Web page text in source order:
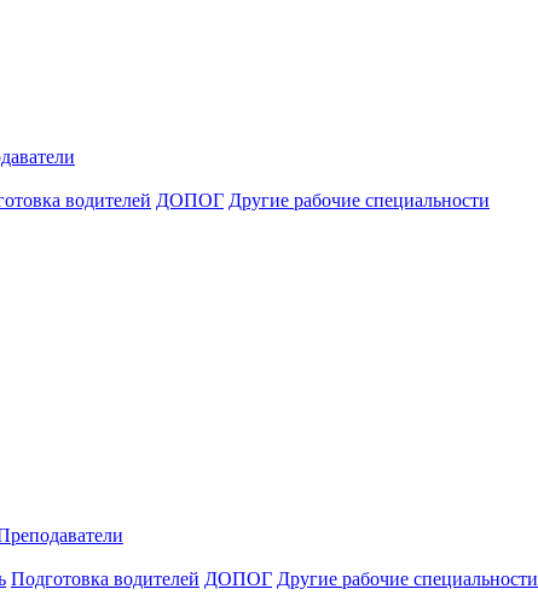
водителей ДОПОГ Другие рабочие специальности
Подготовка водителей ДОПОГ Другие рабочие специальности